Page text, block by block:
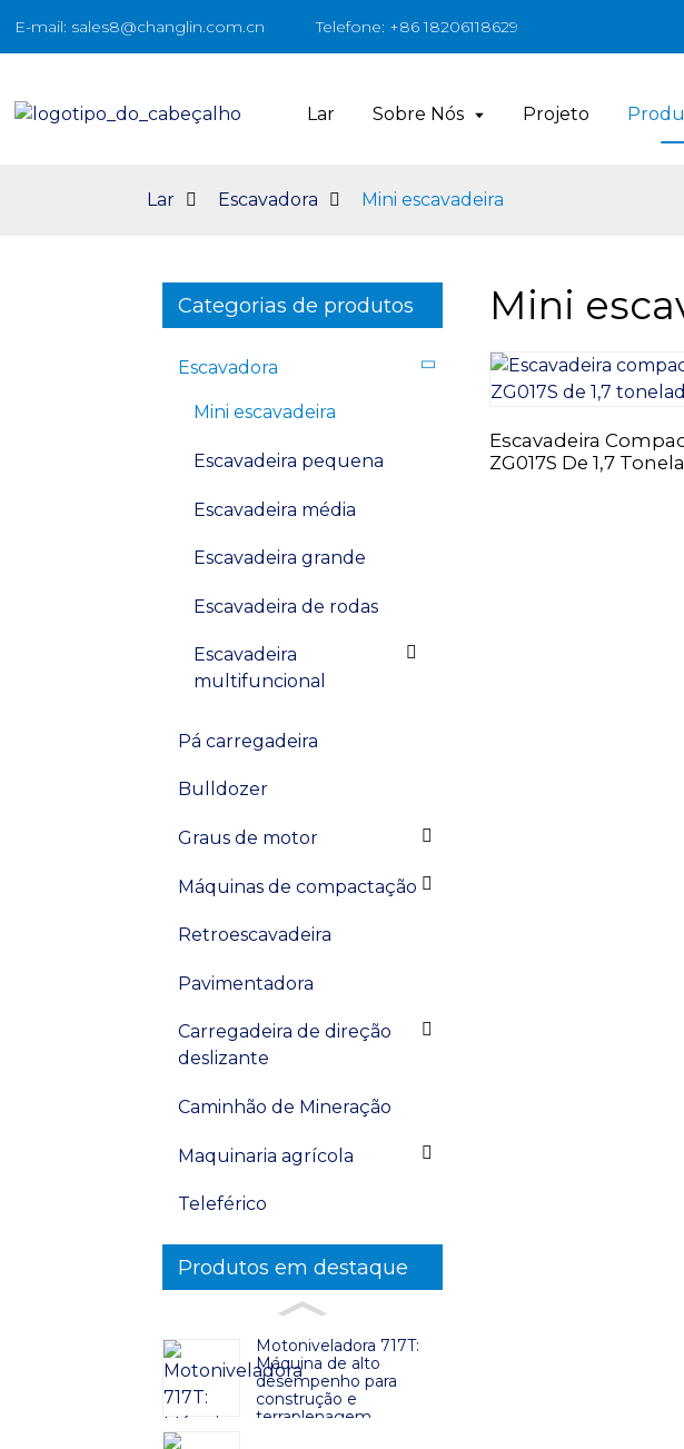
E-mail: sales8@changlin.com.cn Telefone: +86 18206118629
Lar Sobre Nós Projeto
Lar Escavadora Mini escavadeira
Categorias de produtos
Escavadora
Mini escavadeira
Escavadeira pequena
Escavadeira média
Escavadeira grande
Escavadeira de rodas
Escavadeira
multifuncional
Pá carregadeira
Bulldozer
Graus de motor
Máquinas de compactação
Retroescavadeira
Pavimentadora
Carregadeira de direção
deslizante
Caminhão de Mineração
Maquinaria agrícola
Teleférico
Produtos em destaque
Motoniveladora 717T:
Máquina de alto
desempenho para
construção e
terraplenagem
Mini
Escavadeira
ZG017S De 1,7